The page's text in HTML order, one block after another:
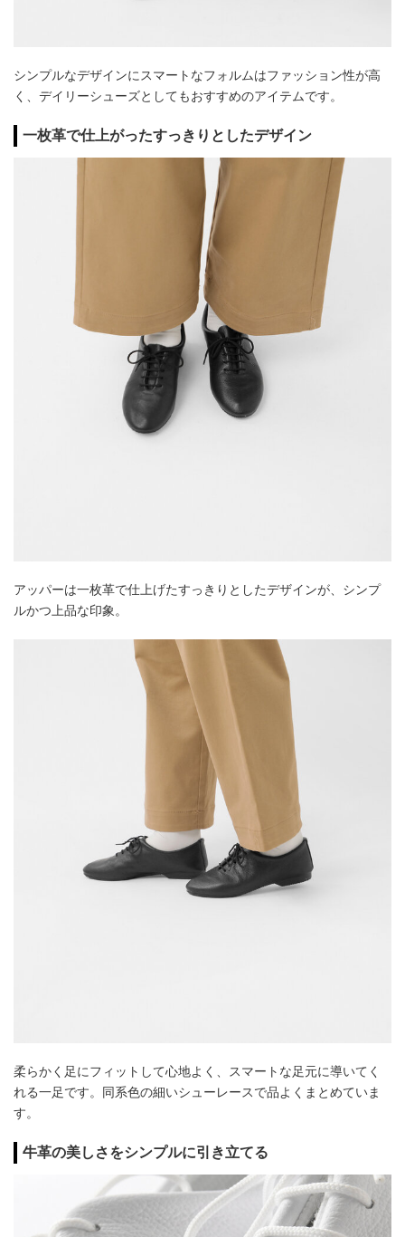
シンプルなデザインにスマートなフォルムはファッション性が高
く、デイリーシューズとしてもおすすめのアイテムです。
一枚革で仕上がったすっきりとしたデザイン
アッパーは一枚革で仕上げたすっきりとしたデザインが、シンプ
ルかつ上品な印象。
柔らかく足にフィットして心地よく、スマートな足元に導いてく
れる一足です。同系色の細いシューレースで品よくまとめていま
す。
牛革の美しさをシンプルに引き立てる